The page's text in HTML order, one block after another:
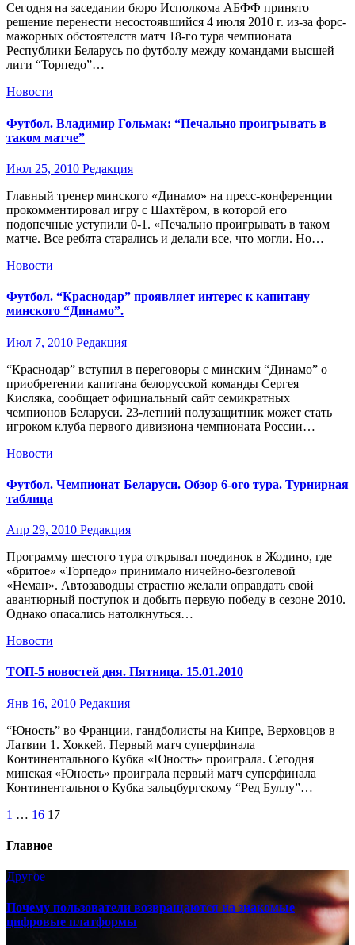
Сегодня на заседании бюро Исполкома АБФФ принято
решение перенести несостоявшийся 4 июля 2010 г. из-за форс-
мажорных обстоятелств матч 18-го тура чемпионата
Республики Беларусь по футболу между командами высшей
лиги “Торпедо”…
Новости
Футбол. Владимир Гольмак: “Печально проигрывать в
таком матче”
Июл 25, 2010 Редакция
Главный тренер минского «Динамо» на пресс-конференции
прокомментировал игру с Шахтёром, в которой его
подопечные уступили 0-1. «Печально проигрывать в таком
матче. Все ребята старались и делали все, что могли. Но…
Новости
Футбол. “Краснодар” проявляет интерес к капитану
минского “Динамо”.
Июл 7, 2010 Редакция
“Краснодар” вступил в переговоры с минским “Динамо” о
приобретении капитана белорусской команды Сергея
Кисляка, сообщает официальный сайт семикратных
чемпионов Беларуси. 23-летний полузащитник может стать
игроком клуба первого дивизиона чемпионата России…
Новости
Футбол. Чемпионат Беларуси. Обзор 6-ого тура. Турнирная
таблица
Апр 29, 2010 Редакция
Программу шестого тура открывал поединок в Жодино, где
«бритое» «Торпедо» принимало ничейно-безголевой
«Неман». Автозаводцы страстно желали оправдать свой
авантюрный поступок и добыть первую победу в сезоне 2010.
Однако опасались натолкнуться…
Новости
ТОП-5 новостей дня. Пятница. 15.01.2010
Янв 16, 2010 Редакция
“Юность” во Франции, гандболисты на Кипре, Верховцов в
Латвии 1. Хоккей. Первый матч суперфинала
Континентального Кубка «Юность» проиграла. Сегодня
минская «Юность» проиграла первый матч суперфинала
Континентального Кубка зальцбургскому “Ред Буллу”…
Пагинация
записей
1 … 16 17
Главное
Другое
Почему пользователи возвращаются на знакомые
цифровые платформы